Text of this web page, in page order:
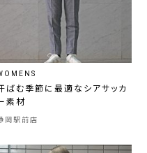
ばむ季節に最適なシアサッカ
素材
岡駅前店